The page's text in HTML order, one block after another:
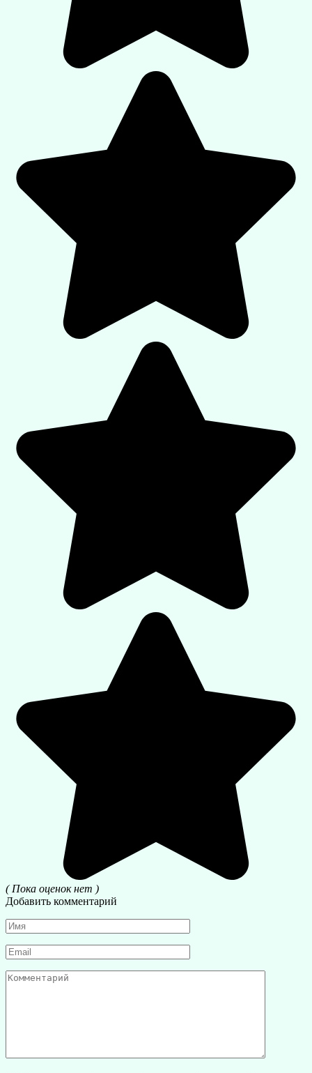
( Пока оценок нет )
Добавить комментарий
Имя
*
Email
*
Комментарий